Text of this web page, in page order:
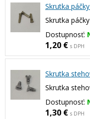
Skrutka
Skrutka
Dostupnosť:
1,20 € s DPH
Skrutka
Skrutka
Dostupnosť:
1,30 € s DPH